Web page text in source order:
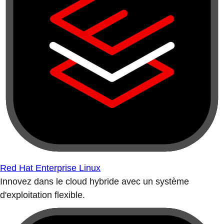
Red Hat Enterprise Linux
Innovez dans le cloud hybride avec un système
d'exploitation flexible.